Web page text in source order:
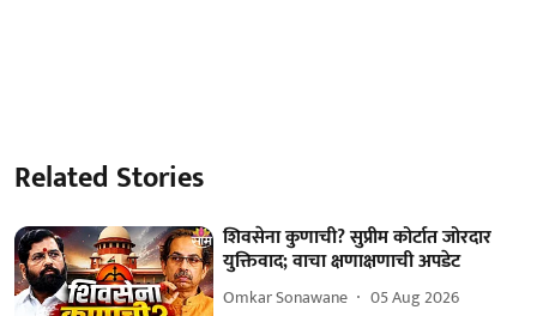
Related Stories
शिवसेना कुणाची? सुप्रीम कोर्टात जोरदार
युक्तिवाद; वाचा क्षणाक्षणाची अपडेट
Omkar Sonawane 05 Aug 2026